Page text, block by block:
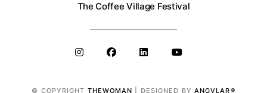
The Coffee Village Festival
© COPYRIGHT THEWOMAN | DESIGNED BY ANGVLAR®